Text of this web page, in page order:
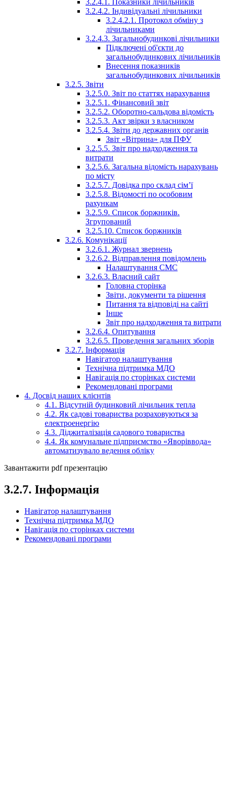
3.2.4.1. Показники лічильників
3.2.4.2. Індивідуальні лічильники
3.2.4.2.1. Протокол обміну з
лічильниками
3.2.4.3. Загальнобудинкові лічильники
Підключені об'єкти до
загальнобудинкових лічильників
Внесення показників
загальнобудинкових лічильників
3.2.5. Звіти
3.2.5.0. Звіт по статтях нарахування
3.2.5.1. Фінансовий звіт
3.2.5.2. Оборотно-сальдова відомість
3.2.5.3. Акт звірки з власником
3.2.5.4. Звіти до державних органів
Звіт «Вітрина» для ПФУ
3.2.5.5. Звіт про надходження та
витрати
3.2.5.6. Загальна відомість нарахувань
по місту
3.2.5.7. Довідка про склад сім’ї
3.2.5.8. Відомості по особовим
рахункам
3.2.5.9. Список боржників.
Згрупований
3.2.5.10. Список боржників
3.2.6. Комунікації
3.2.6.1. Журнал звернень
3.2.6.2. Відправлення повідомлень
Налаштування СМС
3.2.6.3. Власний сайт
Головна сторінка
Звіти, документи та рішення
Питання та відповіді на сайті
Інше
Звіт про надходження та витрати
3.2.6.4. Опитування
3.2.6.5. Проведення загальних зборів
3.2.7. Інформація
Навігатор налаштування
Технічна підтримка МДО
Навігація по сторінках системи
Рекомендовані програми
4. Досвід наших клієнтів
4.1. Відсутній будинковий лічильник тепла
4.2. Як садові товариства розраховуються за
електроенергію
4.3. Діджиталізація садового товариства
4.4. Як комунальне підприємство «Яворіввода»
автоматизувало ведення обліку
Завантажити pdf презентацію
3.2.7. Інформація
Навігатор налаштування
Технічна підтримка МДО
Навігація по сторінках системи
Рекомендовані програми